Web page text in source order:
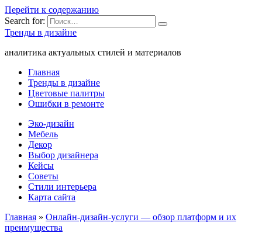
Перейти к содержанию
Search for:
Тренды в дизайне
аналитика актуальных стилей и материалов
Главная
Тренды в дизайне
Цветовые палитры
Ошибки в ремонте
Эко-дизайн
Мебель
Декор
Выбор дизайнера
Кейсы
Советы
Стили интерьера
Карта сайта
Главная » Онлайн-дизайн-услуги — обзор платформ и их
преимущества